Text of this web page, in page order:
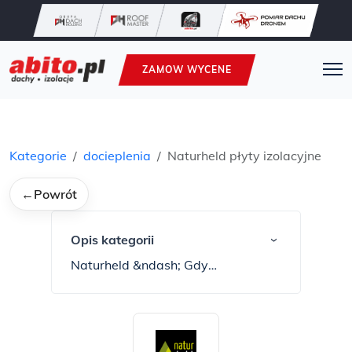
ZAMOW WYCENE
Kategorie docieplenia Naturheld płyty izolacyjne
← Powrót
Opis kategorii ›
Naturheld &ndash; Gdy
niemiecki producent, kt&oacute;ry
tworzy ekologiczne ocieplenie